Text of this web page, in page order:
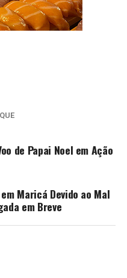
de Papai Noel em Ação
Maricá Devido ao Mal
em Breve